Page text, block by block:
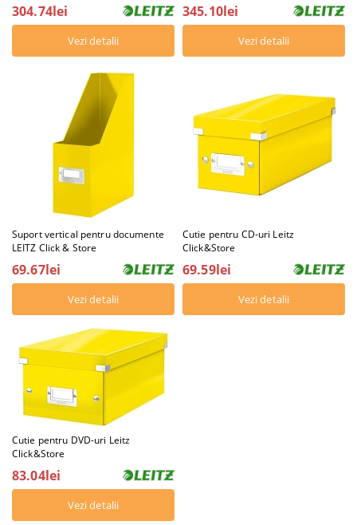
304.74lei
Vezi detalii
345.10lei
Vezi detalii
Suport vertical pentru documente
LEITZ Click & Store
69.67lei
Vezi detalii
Cutie pentru CD-uri Leitz
Click&Store
69.59lei
Vezi detalii
Cutie pentru DVD-uri Leitz
Click&Store
83.04lei
Vezi detalii